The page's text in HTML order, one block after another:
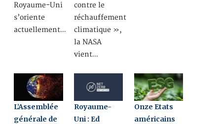
Royaume-Uni
s’oriente
actuellement…
contre le
réchauffement
climatique »,
la NASA
vient…
L’Assemblée
générale de
Royaume-
Uni : Ed
Onze Etats
américains